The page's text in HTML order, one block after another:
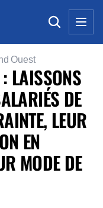
Ouest
LAISSONS
DE
LEUR
EN
MODE DE